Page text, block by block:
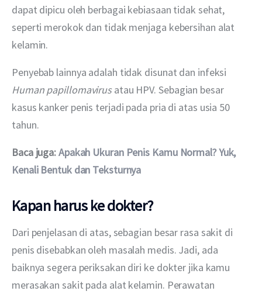
dapat dipicu oleh berbagai kebiasaan tidak sehat,
seperti merokok dan tidak menjaga kebersihan alat
kelamin.
Penyebab lainnya adalah tidak disunat dan infeksi
Human papillomavirus atau HPV. Sebagian besar
kasus kanker penis terjadi pada pria di atas usia 50
tahun.
Baca juga: Apakah Ukuran Penis Kamu Normal? Yuk,
Kenali Bentuk dan Teksturnya
Kapan harus ke dokter?
Dari penjelasan di atas, sebagian besar rasa sakit di
penis disebabkan oleh masalah medis. Jadi, ada
baiknya segera periksakan diri ke dokter jika kamu
merasakan sakit pada alat kelamin. Perawatan